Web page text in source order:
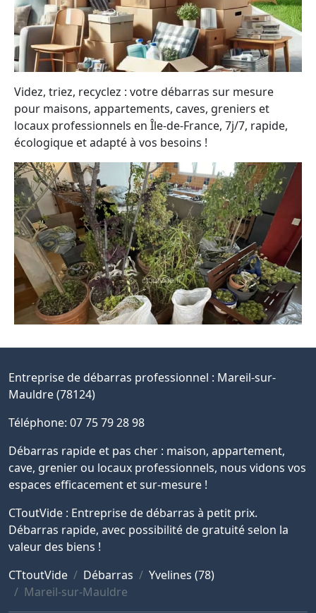
Videz, triez, recyclez : votre débarras sur mesure
pour maisons, appartements, caves, greniers et
locaux professionnels en Île-de-France, 7j/7, rapide,
écologique et adapté à vos besoins !
Entreprise de débarras professionnel : Mareil-sur-
Mauldre (78124)
Téléphone: 07 75 79 28 98
Débarras rapide et pas cher : maison, appartement,
cave, grenier ou locaux professionnels, nous vidons vos
espaces efficacement et sur-mesure !
CToutVide : Entreprise de débarras à petit prix.
Débarras rapide, avec possibilité de gratuité selon la
valeur des biens !
CTtoutVide
Débarras
Yvelines (78)
Mareil-sur-Mauldre